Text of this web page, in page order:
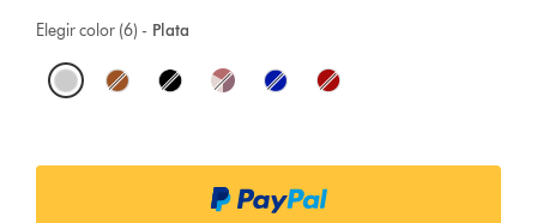
Plata
Elegir color (6) -
O
t